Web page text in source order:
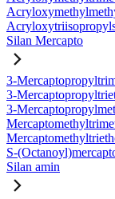
Silan Mercapto
3-
3-
3-
S-
Silan amin